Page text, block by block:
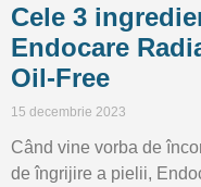
Cele 3
Endocare
Oil-Free
15 decembrie 2023
Când vine vorba de
de îngrijire a pielii,